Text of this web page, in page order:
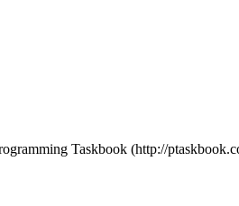
Taskbook (http://